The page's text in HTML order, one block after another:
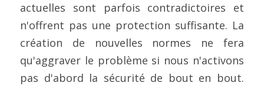
actuelles sont parfois contradictoires et
n'offrent pas une protection suffisante. La
création de nouvelles normes ne fera
qu'aggraver le problème si nous n'activons
pas d'abord la sécurité de bout en bout.